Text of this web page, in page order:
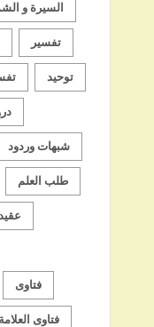
السيرة و
تفسير
توحيد
شبهات وردود
طلب العلم
فتاوى
فتاوى